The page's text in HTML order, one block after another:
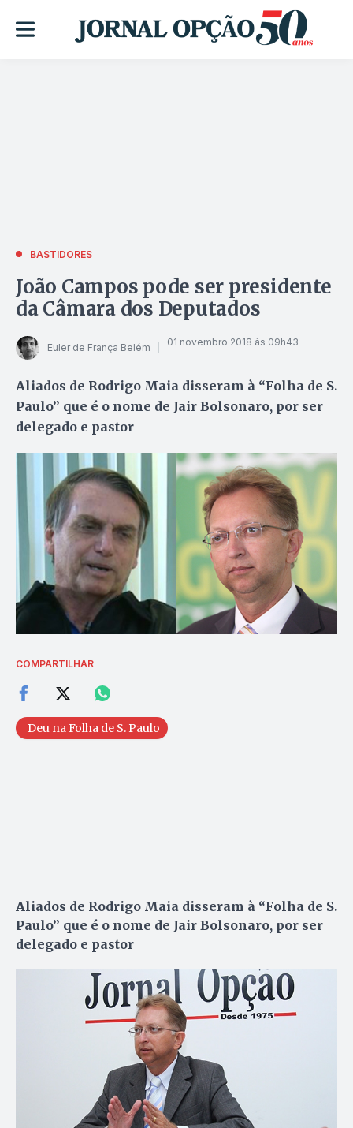
BASTIDORES
João Campos pode ser presidente
da Câmara dos Deputados
Euler de França Belém 01 novembro 2018 às 09h43
Aliados de Rodrigo Maia disseram à “Folha de S.
Paulo” que é o nome de Jair Bolsonaro, por ser
delegado e pastor
COMPARTILHAR
Deu na Folha de S. Paulo
Aliados de Rodrigo Maia disseram à “Folha de S.
Paulo” que é o nome de Jair Bolsonaro, por ser
delegado e pastor